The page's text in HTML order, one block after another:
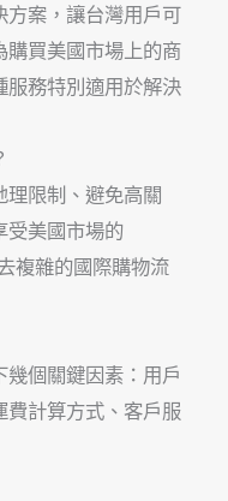
方案，讓台灣用戶可
購買美國市場上的商
服務特別適用於解決
限制、避免高關
受美國市場的
雜的國際購物流
個關鍵因素：用戶
費計算方式、客戶服